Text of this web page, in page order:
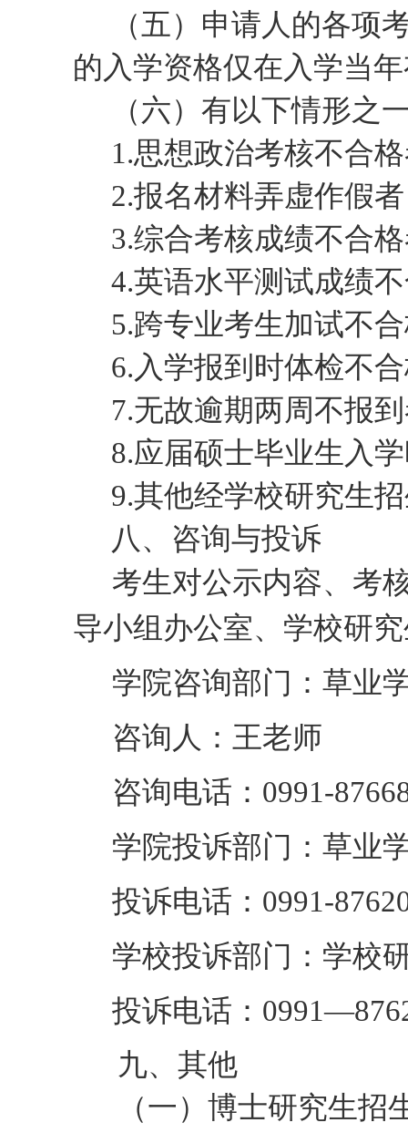
（五）申请人的各项
的入学资格仅在入学当
（六）有以下情形之
1.思想政治考核不合
2.报名材料弄虚作假
3.综合考核成绩不合
4.英语水平测试成绩
5.跨专业考生加试不
6.入学报到时体检不
7.无故逾期两周不报
8.应届硕士毕业生入
9.其他经学校研究生
八 、咨询与投诉
考生对公示内容、考
导小组办公室、学校研
学院咨询部门： 草业
咨询人： 王老师
咨询电话： 0991-
学院投诉部门： 草业
投诉电话： 0991-
学校投诉部门：学校
投诉电话：
九、其他
（一）博士研究生